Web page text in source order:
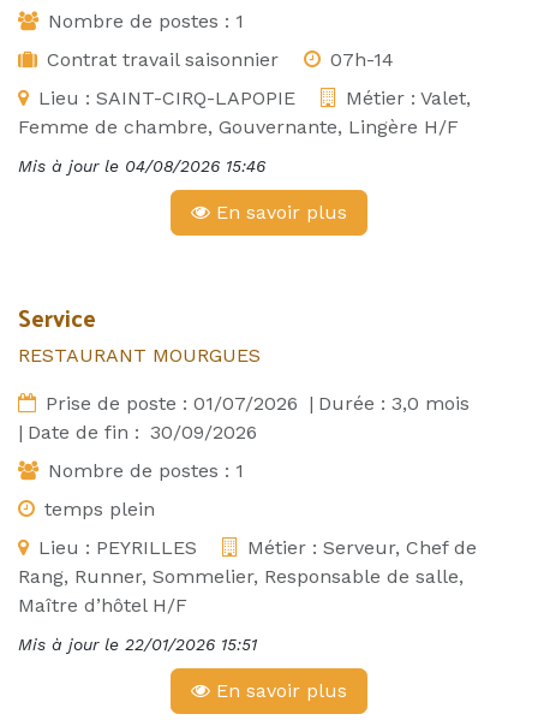
Nombre de postes : 1
Contrat travail saisonnier
07h-14
Lieu : SAINT-CIRQ-LAPOPIE Métier : Valet,
Femme de chambre, Gouvernante, Lingère H/F
Mis à jour le 04/08/2026 15:46
En savoir plus
Service
RESTAURANT MOURGUES
Prise de poste : 01/07/2026 | Durée : 3,0 mois
| Date de fin : 30/09/2026
Nombre de postes : 1
temps plein
Lieu : PEYRILLES Métier : Serveur, Chef de
Rang, Runner, Sommelier, Responsable de salle,
Maître d’hôtel H/F
Mis à jour le 22/01/2026 15:51
En savoir plus